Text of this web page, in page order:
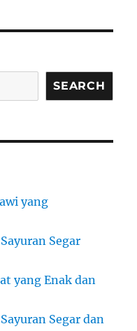
SEARCH
yang
Segar
yang Enak dan
Segar dan